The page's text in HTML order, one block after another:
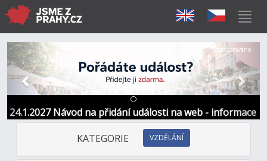
24.1.2027 Návod na přidání události na web - informace
a kontakt
Předchozí Další
Sponzorováno
KATEGORIE VZDĚLÁNÍ